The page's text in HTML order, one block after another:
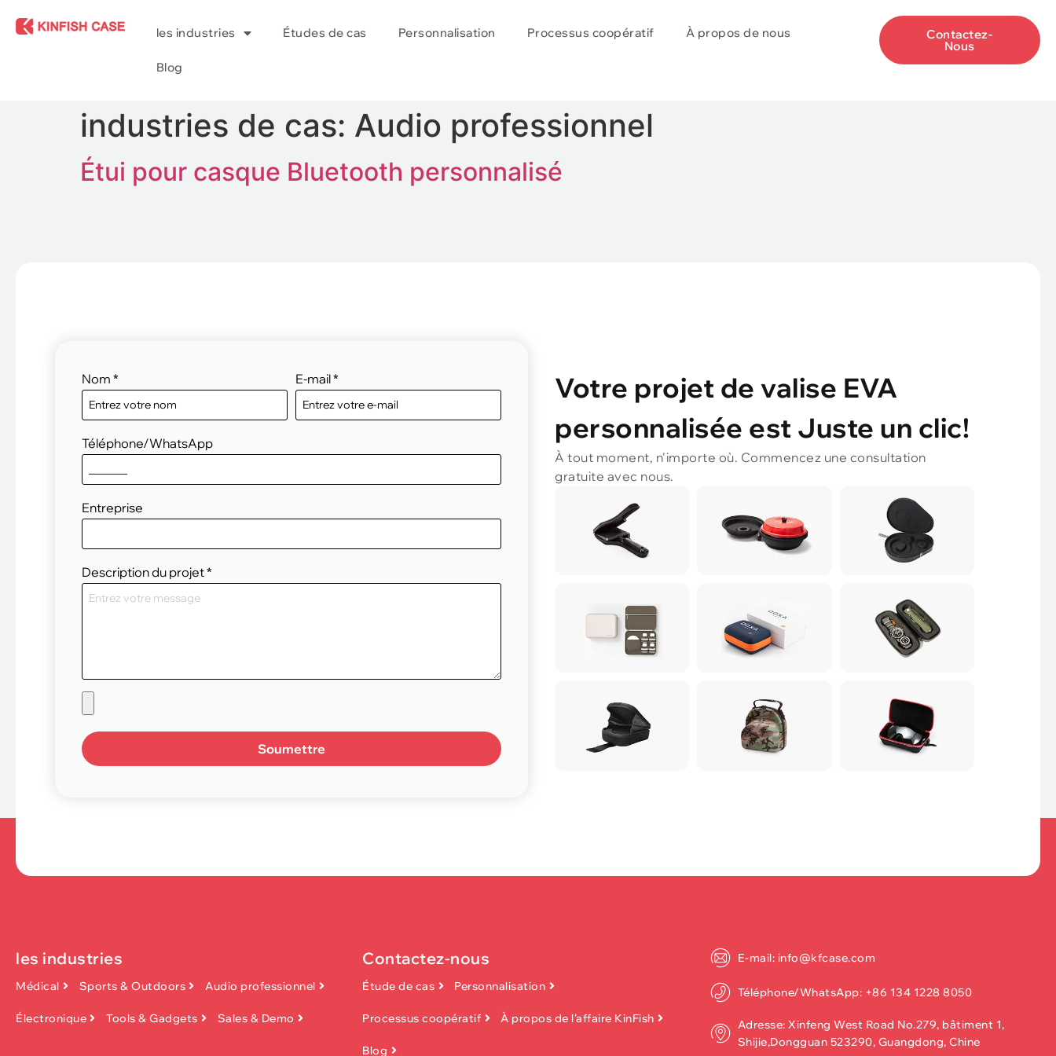
les industries Études de cas Personnalisation Processus coopératif À propos de nous
Blog
Contactez-
Nous
industries de cas: Audio professionnel
Étui pour casque Bluetooth personnalisé
Nom * E-mail*
Téléphone/WhatsApp
Entreprise
Description du projet*
Soumettre
Votre projet de valise EVA
personnalisée est Juste un clic!
À tout moment, n'importe où. Commencez une consultation
gratuite avec nous.
les industries
Médical Sports & Outdoors Audio professionnel
Électronique Tools & Gadgets Sales & Demo
Contactez-nous
Étude de cas Personnalisation
Processus coopératif À propos de l'affaire KinFish
Blog
E-mail: info@kfcase.com
Téléphone/WhatsApp: +86 134 1228 8050
Adresse: Xinfeng West Road No.279, bâtiment 1,
Shijie,Dongguan 523290, Guangdong, Chine